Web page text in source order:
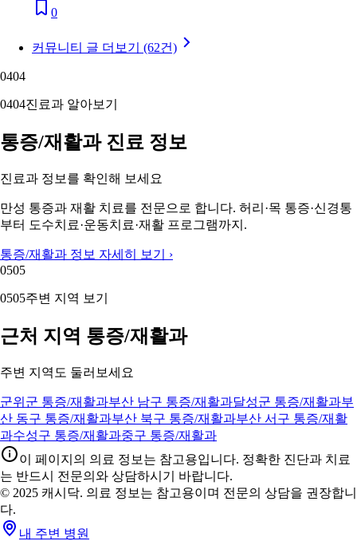
0
커뮤니티 글 더보기 (62건)
0404
0404진료과 알아보기
통증/재활과 진료 정보
진료과 정보를 확인해 보세요
만성 통증과 재활 치료를 전문으로 합니다. 허리·목 통증·신경통
부터 도수치료·운동치료·재활 프로그램까지.
통증/재활과 정보 자세히 보기 ›
0505
0505주변 지역 보기
근처 지역 통증/재활과
주변 지역도 둘러보세요
군위군 통증/재활과부산 남구 통증/재활과달성군 통증/재활과부
산 동구 통증/재활과부산 북구 통증/재활과부산 서구 통증/재활
과수성구 통증/재활과중구 통증/재활과
이 페이지의 의료 정보는 참고용입니다. 정확한 진단과 치료
는 반드시 전문의와 상담하시기 바랍니다.
© 2025 캐시닥. 의료 정보는 참고용이며 전문의 상담을 권장합니
다.
내 주변 병원